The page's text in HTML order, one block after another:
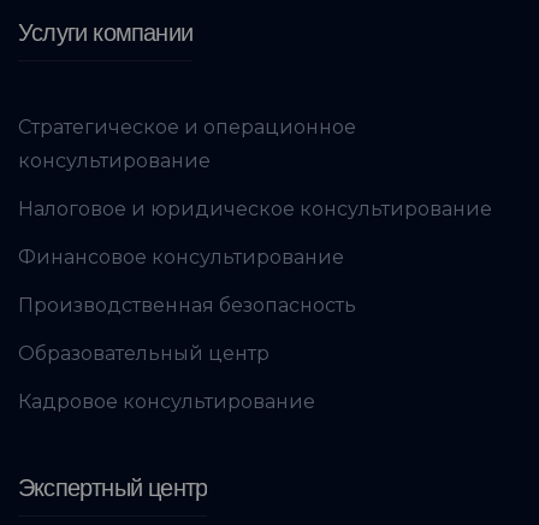
Услуги компании
Стратегическое и операционное
консультирование
Налоговое и юридическое консультирование
Финансовое консультирование
Производственная безопасность
Образовательный центр
Кадровое консультирование
Экспертный центр